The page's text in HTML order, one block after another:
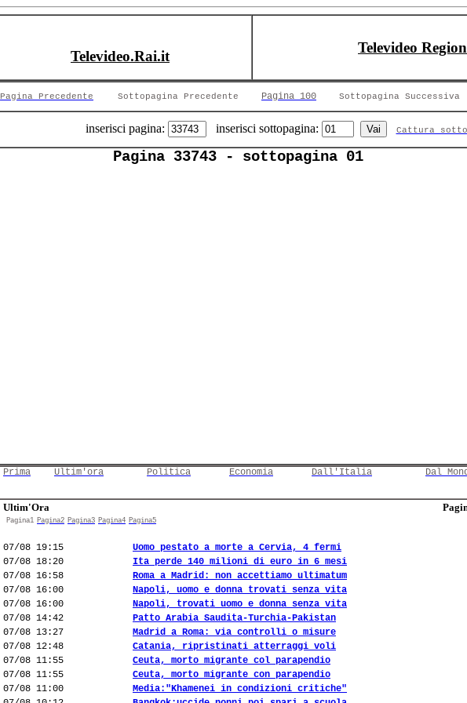
Televideo.Rai.it
Televideo
Pagina Precedente Sottopagina Precedente Pagina 100 Sottopagina Successiva
inserisci pagina: inserisci sottopagina: Cattura
Pagina 33743 - sottopagina 01
Prima Ultim'ora Politica Economia Dall'Italia Dal
Ultim'Ora
Pagina1 Pagina2 Pagina3 Pagina4 Pagina5
07/08 19:15
Uomo pestato a morte a Cervia, 4 fermi
07/08 18:20
Ita perde 140 milioni di euro in 6 mesi
07/08 16:58
Roma a Madrid: non accettiamo ultimatum
07/08 16:00
Napoli, uomo e donna trovati senza vita
07/08 16:00
Napoli, trovati uomo e donna senza vita
07/08 14:42
Patto Arabia Saudita-Turchia-Pakistan
07/08 13:27
Madrid a Roma: via controlli o misure
07/08 12:48
Catania, ripristinati atterraggi voli
07/08 11:55
Ceuta, morto migrante col parapendio
07/08 11:55
Ceuta, morto migrante con parapendio
07/08 11:00
Media:"Khamenei in condizioni critiche"